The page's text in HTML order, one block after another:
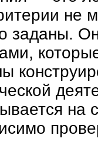
не
заданы.
на